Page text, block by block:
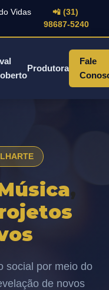
Vidas
📲 (31)
98687-5240
Produtora
Fale
,
social por meio do
de novos